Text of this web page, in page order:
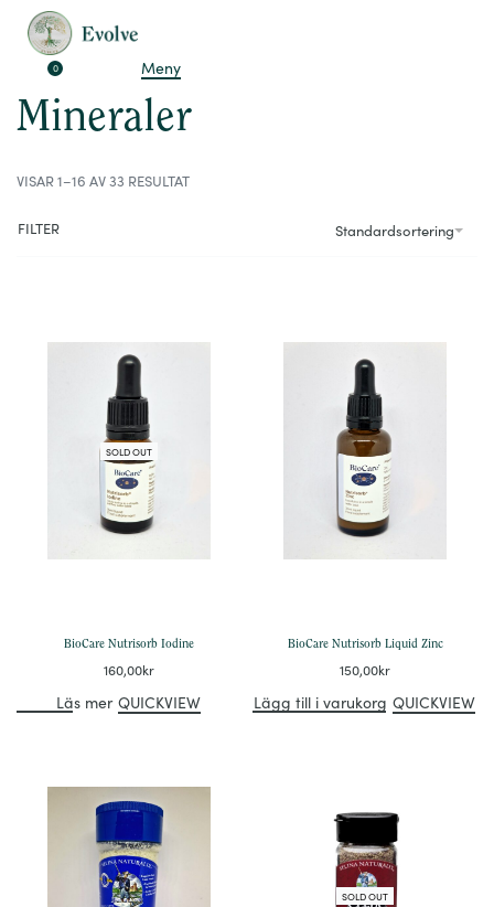
0 Meny
›Mineraler
Mineraler
VISAR 1–16 AV 33 RESULTAT
Standardsortering
FILTER
SOLD OUT
BioCare Nutrisorb Iodine
160,00kr
Läs mer QUICKVIEW
BioCare Nutrisorb Liquid Zinc
150,00kr
Lägg till i varukorg QUICKVIEW
SOLD OUT